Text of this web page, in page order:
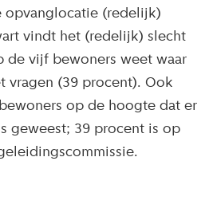
opvanglocatie (redelijk)
vindt het (redelijk) slecht
de vijf bewoners weet waar
vragen (39 procent). Ook
op de hoogte dat er
geweest; 39 procent is op